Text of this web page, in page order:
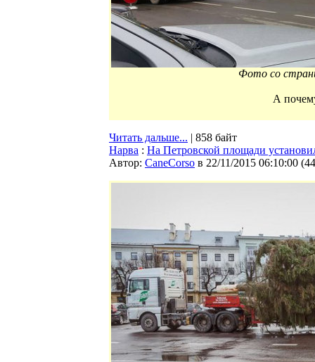
Фото со
А
Читать дальше... | 858 байт
Нарва : На Петровской площади
Автор: CaneCorso в 22/11/2015 06:10:00 (